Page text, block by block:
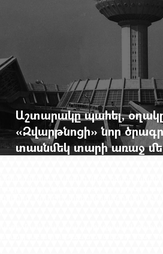
Աշտարակը պահել,
«Զվարթնոցի» նոր
տասնմեկ տարի առաջ